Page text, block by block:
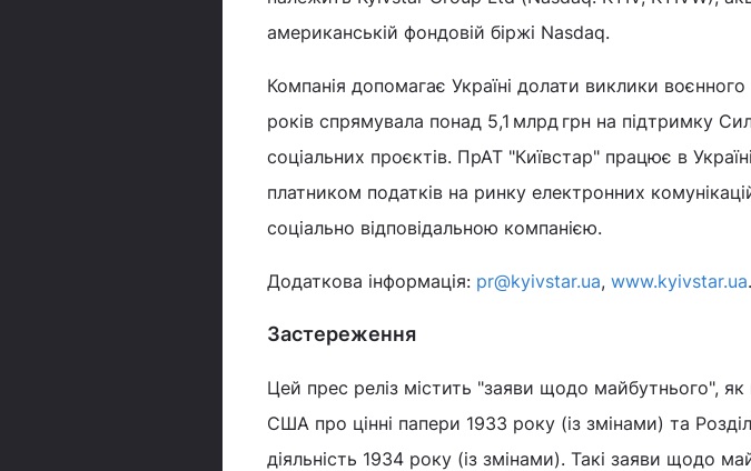
американській фондовій біржі Nasdaq.
Компанія допомагає Україні долати виклики
років спрямувала понад 5,1 млрд грн на підтримку
соціальних проєктів. ПрАТ "Київстар" працює в
платником податків на ринку електронних
соціально відповідальною компанією.
Додаткова інформація: pr@kyivstar.ua, www.kyivstar.ua.
Застереження
Цей прес реліз містить "заяви щодо майбутнього", як
США про цінні папери 1933 року (із змінами) та
діяльність 1934 року (із змінами). Такі заяви щодо